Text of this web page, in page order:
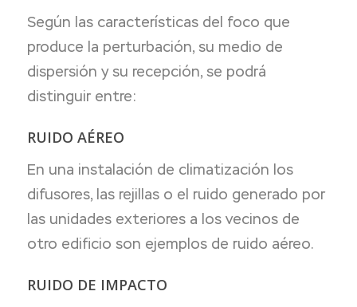
Según las características del foco que
produce la perturbación, su medio de
dispersión y su recepción, se podrá
distinguir entre:
RUIDO AÉREO
En una instalación de climatización los
difusores, las rejillas o el ruido generado por
las unidades exteriores a los vecinos de
otro edificio son ejemplos de ruido aéreo.
RUIDO DE IMPACTO